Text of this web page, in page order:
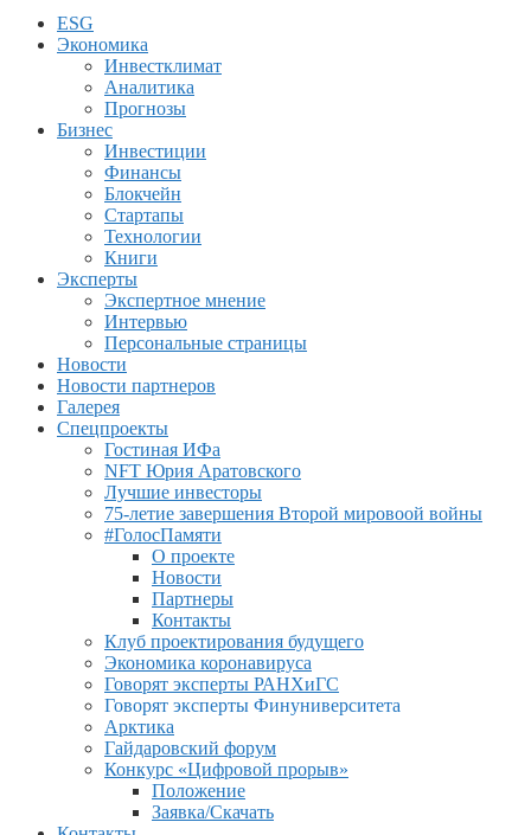
ESG
Экономика
Инвестклимат
Аналитика
Прогнозы
Бизнес
Инвестиции
Финансы
Блокчейн
Стартапы
Технологии
Книги
Эксперты
Экспертное мнение
Интервью
Персональные страницы
Новости
Новости партнеров
Галерея
Спецпроекты
Гостиная ИФа
NFT Юрия Аратовского
Лучшие инвесторы
75-летие завершения Второй мировоой войны
#ГолосПамяти
О проекте
Новости
Партнеры
Контакты
Клуб проектирования будущего
Экономика коронавируса
Говорят эксперты РАНХиГС
Говорят эксперты Финуниверситета
Арктика
Гайдаровский форум
Конкурс «Цифровой прорыв»
Положение
Заявка/Скачать